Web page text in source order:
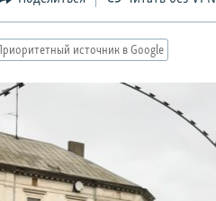
Приоритетный источник в Google